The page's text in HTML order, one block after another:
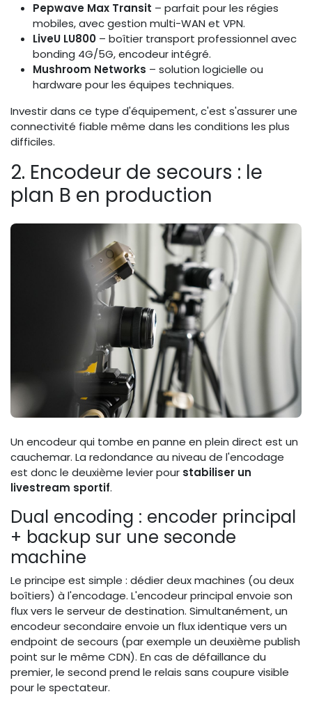
Pepwave Max Transit – parfait pour les régies
mobiles, avec gestion multi-WAN et VPN.
LiveU LU800 – boîtier transport professionnel avec
bonding 4G/5G, encodeur intégré.
Mushroom Networks – solution logicielle ou
hardware pour les équipes techniques.
Investir dans ce type d'équipement, c'est s'assurer une
connectivité fiable même dans les conditions les plus
difficiles.
2. Encodeur de secours : le
plan B en production
Un encodeur qui tombe en panne en plein direct est un
cauchemar. La redondance au niveau de l'encodage
est donc le deuxième levier pour stabiliser un
livestream sportif.
Dual encoding : encoder principal
+ backup sur une seconde
machine
Le principe est simple : dédier deux machines (ou deux
boîtiers) à l'encodage. L'encodeur principal envoie son
flux vers le serveur de destination. Simultanément, un
encodeur secondaire envoie un flux identique vers un
endpoint de secours (par exemple un deuxième publish
point sur le même CDN). En cas de défaillance du
premier, le second prend le relais sans coupure visible
pour le spectateur.